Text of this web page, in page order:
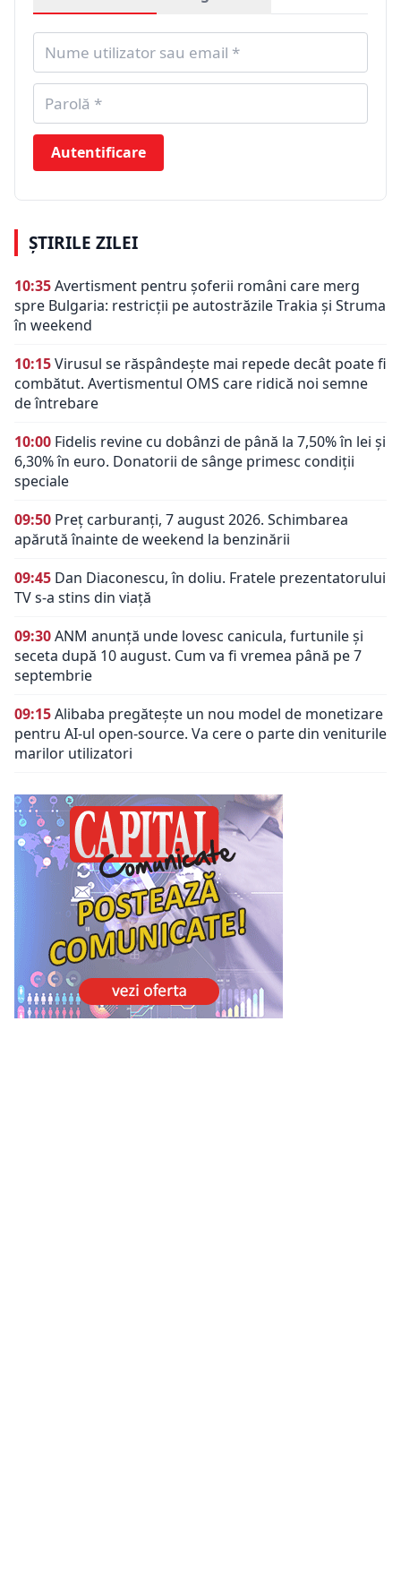
Autentificare
ȘTIRILE ZILEI
10:35Avertisment pentru șoferii români care merg
spre Bulgaria: restricții pe autostrăzile Trakia și Struma
în weekend
10:15Virusul se răspândește mai repede decât poate fi
combătut. Avertismentul OMS care ridică noi semne
de întrebare
10:00 Fidelis revine cu dobânzi de până la 7,50% în lei și
6,30% în euro. Donatorii de sânge primesc condiții
speciale
09:50 Preț carburanți, 7 august 2026. Schimbarea
apărută înainte de weekend la benzinării
09:45 Dan Diaconescu, în doliu. Fratele prezentatorului
TV s-a stins din viață
09:30ANM anunță unde lovesc canicula, furtunile și
seceta după 10 august. Cum va fi vremea până pe 7
septembrie
09:15Alibaba pregătește un nou model de monetizare
pentru AI-ul open-source. Va cere o parte din veniturile
marilor utilizatori